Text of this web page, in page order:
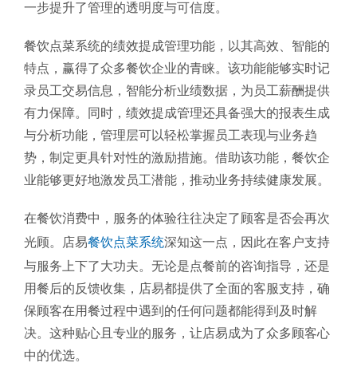
一步提升了管理的透明度与可信度。
餐饮点菜系统的绩效提成管理功能，以其高效、智能的
特点，赢得了众多餐饮企业的青睐。该功能能够实时记
录员工交易信息，智能分析业绩数据，为员工薪酬提供
有力保障。同时，绩效提成管理还具备强大的报表生成
与分析功能，管理层可以轻松掌握员工表现与业务趋
势，制定更具针对性的激励措施。借助该功能，餐饮企
业能够更好地激发员工潜能，推动业务持续健康发展。
在餐饮消费中，服务的体验往往决定了顾客是否会再次
光顾。店易餐饮点菜系统深知这一点，因此在客户支持
与服务上下了大功夫。无论是点餐前的咨询指导，还是
用餐后的反馈收集，店易都提供了全面的客服支持，确
保顾客在用餐过程中遇到的任何问题都能得到及时解
决。这种贴心且专业的服务，让店易成为了众多顾客心
中的优选。